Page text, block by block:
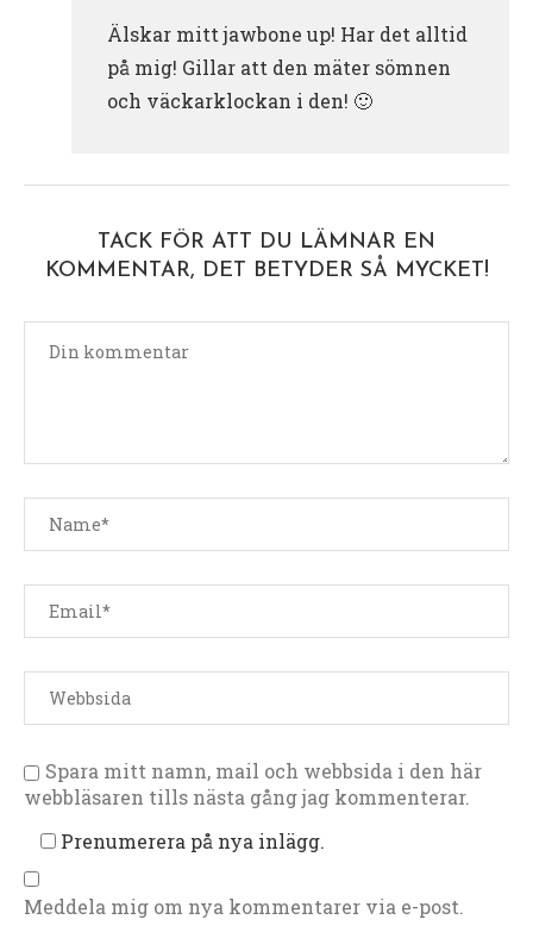
Älskar mitt jawbone up! Har det alltid
på mig! Gillar att den mäter sömnen
och väckarklockan i den! 🙂
TACK FÖR ATT DU LÄMNAR EN
KOMMENTAR, DET BETYDER SÅ MYCKET!
Spara mitt namn, mail och webbsida i den här
webbläsaren tills nästa gång jag kommenterar.
Prenumerera på nya inlägg.
Meddela mig om nya kommentarer via e-post.